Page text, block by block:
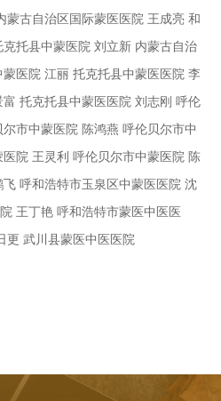
蒙古自治区国际蒙医医院 王成亮 和
克托县中蒙医院刘立新 内蒙古自治
蒙医院江丽 托克托县中蒙医医院李
富 托克托县中蒙医医院刘志刚 呼伦
尔市中蒙医院 陈鸿燕 呼伦贝尔市中
医院 王灵利 呼伦贝尔市中蒙医院 陈
飞 呼和浩特市玉泉区中蒙医医院沈
王丁艳 呼和浩特市蒙医中医医
更 武川县蒙医中医医院